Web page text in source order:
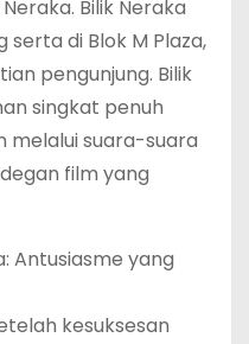
Bilik Neraka
serta di Blok M Plaza,
pengunjung. Bilik
singkat penuh
melalui suara-suara
film yang
Antusiasme yang
kesuksesan